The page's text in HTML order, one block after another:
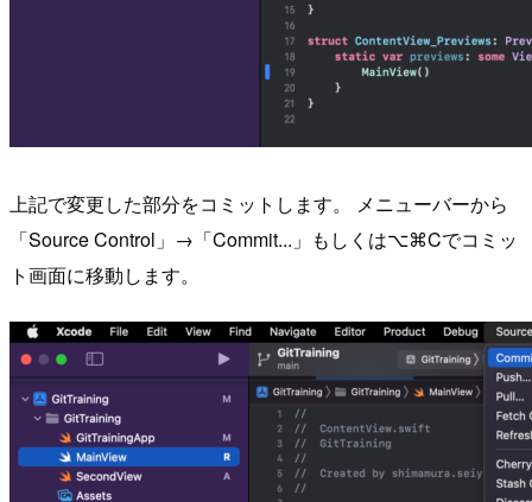
上記で変更した部分をコミットします。 メニューバーから
「Source Control」→「Commit...」もしくは⌥⌘Cでコミッ
ト画面に移動します。